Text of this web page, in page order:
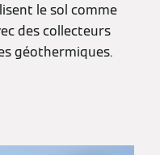
le sol comme
des collecteurs
géothermiques.